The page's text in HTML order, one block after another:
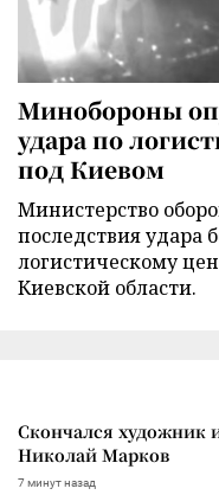
Минобороны
удара по
под Киевом
Министерство
последствия удара
логистическому
Киевской области.
Скончался
Николай Марков
7 минут назад